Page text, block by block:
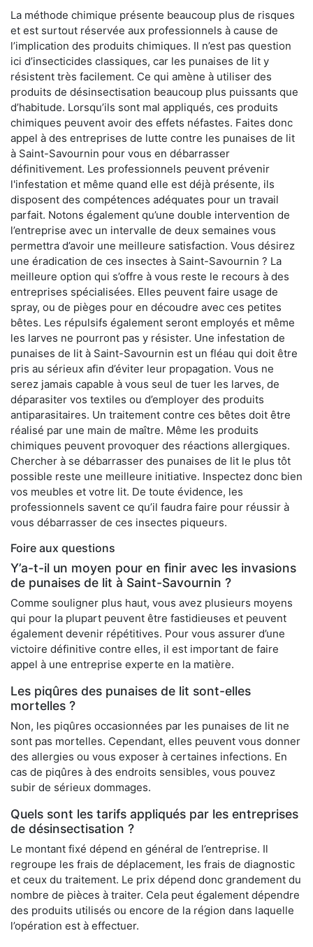
La méthode chimique présente beaucoup plus de risques
et est surtout réservée aux professionnels à cause de
l’implication des produits chimiques. Il n’est pas question
ici d’insecticides classiques, car les punaises de lit y
résistent très facilement. Ce qui amène à utiliser des
produits de désinsectisation beaucoup plus puissants que
d’habitude. Lorsqu’ils sont mal appliqués, ces produits
chimiques peuvent avoir des effets néfastes. Faites donc
appel à des entreprises de lutte contre les punaises de lit
à Saint-Savournin pour vous en débarrasser
définitivement. Les professionnels peuvent prévenir
l'infestation et même quand elle est déjà présente, ils
disposent des compétences adéquates pour un travail
parfait. Notons également qu’une double intervention de
l’entreprise avec un intervalle de deux semaines vous
permettra d’avoir une meilleure satisfaction. Vous désirez
une éradication de ces insectes à Saint-Savournin ? La
meilleure option qui s’offre à vous reste le recours à des
entreprises spécialisées. Elles peuvent faire usage de
spray, ou de pièges pour en découdre avec ces petites
bêtes. Les répulsifs également seront employés et même
les larves ne pourront pas y résister. Une infestation de
punaises de lit à Saint-Savournin est un fléau qui doit être
pris au sérieux afin d’éviter leur propagation. Vous ne
serez jamais capable à vous seul de tuer les larves, de
déparasiter vos textiles ou d’employer des produits
antiparasitaires. Un traitement contre ces bêtes doit être
réalisé par une main de maître. Même les produits
chimiques peuvent provoquer des réactions allergiques.
Chercher à se débarrasser des punaises de lit le plus tôt
possible reste une meilleure initiative. Inspectez donc bien
vos meubles et votre lit. De toute évidence, les
professionnels savent ce qu’il faudra faire pour réussir à
vous débarrasser de ces insectes piqueurs.
Foire aux questions
Y’a-t-il un moyen pour en finir avec les invasions
de punaises de lit à Saint-Savournin ?
Comme souligner plus haut, vous avez plusieurs moyens
qui pour la plupart peuvent être fastidieuses et peuvent
également devenir répétitives. Pour vous assurer d’une
victoire définitive contre elles, il est important de faire
appel à une entreprise experte en la matière.
Les piqûres des punaises de lit sont-elles
mortelles ?
Non, les piqûres occasionnées par les punaises de lit ne
sont pas mortelles. Cependant, elles peuvent vous donner
des allergies ou vous exposer à certaines infections. En
cas de piqûres à des endroits sensibles, vous pouvez
subir de sérieux dommages.
Quels sont les tarifs appliqués par les entreprises
de désinsectisation ?
Le montant fixé dépend en général de l’entreprise. Il
regroupe les frais de déplacement, les frais de diagnostic
et ceux du traitement. Le prix dépend donc grandement du
nombre de pièces à traiter. Cela peut également dépendre
des produits utilisés ou encore de la région dans laquelle
l’opération est à effectuer.